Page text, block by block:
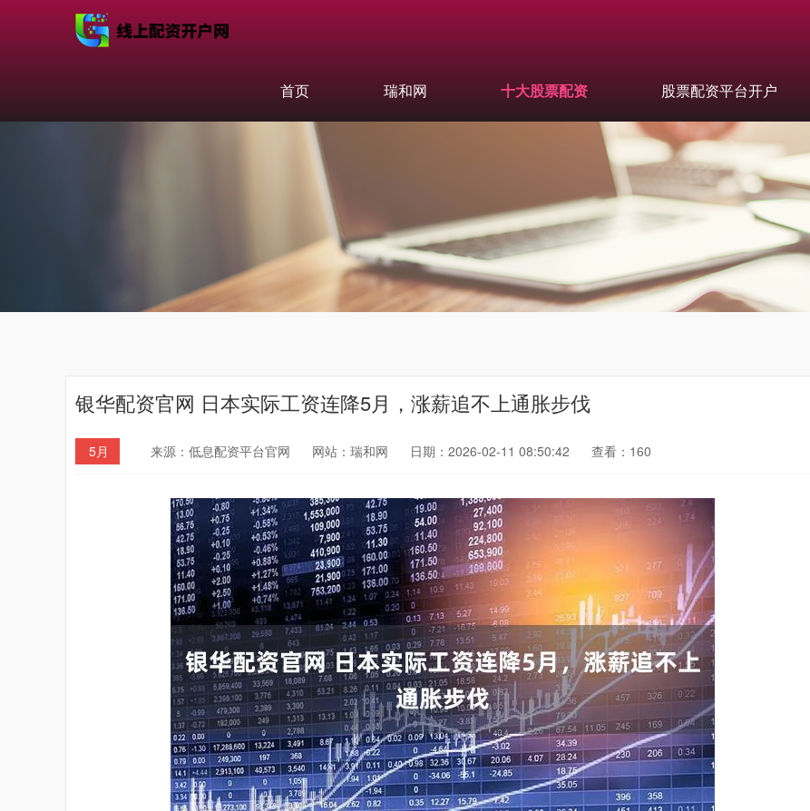
首页 瑞和网 十大股票配资 股票配资平台开户
银华配资官网 日本实际工资连降5月，涨薪追不上通胀步伐
5月 来源：低息配资平台官网 网站：瑞和网 日期：2026-02-11 08:50:42 查看：160